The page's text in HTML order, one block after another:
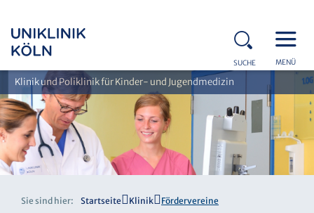
SUCHE MENÜ
Klinik und Poliklinik für Kinder- und Jugendmedizin
Sie sind hier: Startseite Klinik Fördervereine